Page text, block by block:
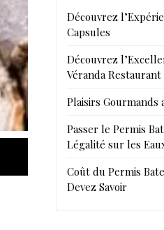
Découvrez
Capsules
Découvrez
Véranda Restaurant
Plaisirs
Passer le Permis
Légalité sur les
Coût du Permis
Devez Savoir